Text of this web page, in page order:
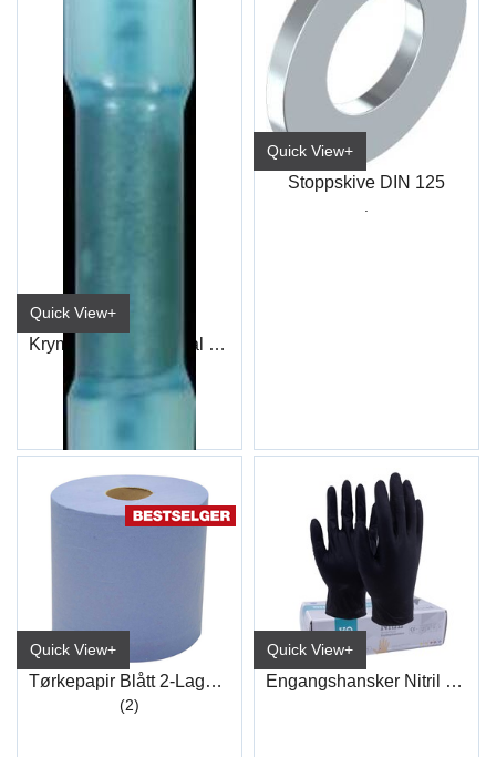
Quick View+
Krympeskjøt Duraseal Blå (100)
Quick View+
Stoppskive DIN 125
Quick View+
Tørkepapir Blått 2-Lags 38x36cm (1000)
(2)
Quick View+
Engangshansker Nitril Sort